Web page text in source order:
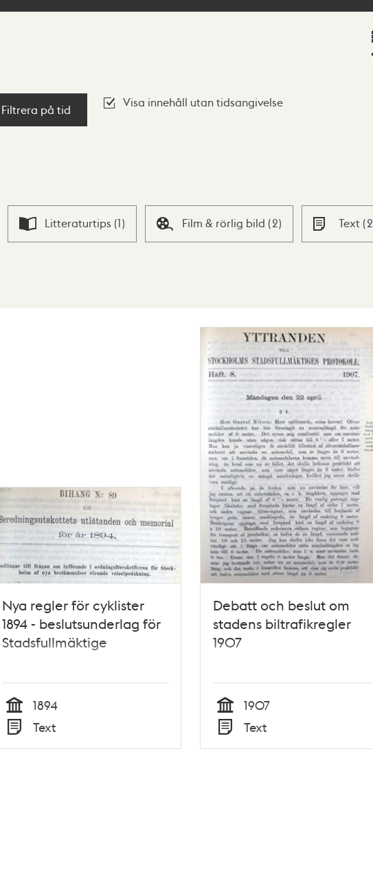
Filtrera på tid
Visa innehåll utan tidsangivelse
Litteraturtips (1) Film & rörlig bild (2) Text (2
Nya regler för cyklister
1894 - beslutsunderlag för
Stadsfullmäktige
Tid
1894
Typ
Text
Debatt och beslut om
stadens biltrafikregler
1907
Tid
1907
Typ
Text